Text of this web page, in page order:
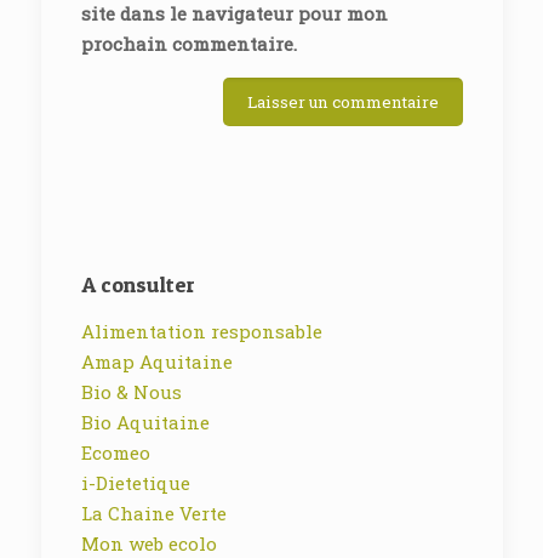
site dans le navigateur pour mon
prochain commentaire.
A consulter
Alimentation responsable
Amap Aquitaine
Bio & Nous
Bio Aquitaine
Ecomeo
i-Dietetique
La Chaine Verte
Mon web ecolo